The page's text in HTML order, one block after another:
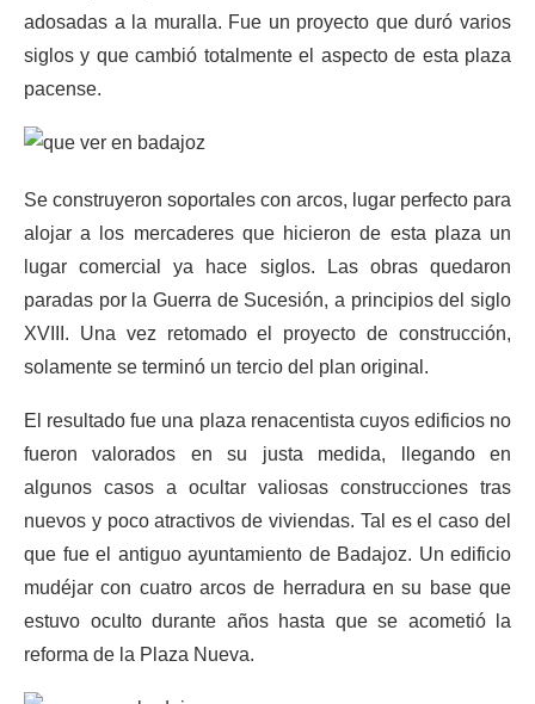
adosadas a la muralla. Fue un proyecto que duró varios
siglos y que cambió totalmente el aspecto de esta plaza
pacense.
Se construyeron soportales con arcos, lugar perfecto para
alojar a los mercaderes que hicieron de esta plaza un
lugar comercial ya hace siglos. Las obras quedaron
paradas por la Guerra de Sucesión, a principios del siglo
XVIII. Una vez retomado el proyecto de construcción,
solamente se terminó un tercio del plan original.
El resultado fue una plaza renacentista cuyos edificios no
fueron valorados en su justa medida, llegando en
algunos casos a ocultar valiosas construcciones tras
nuevos y poco atractivos de viviendas. Tal es el caso del
que fue el antiguo ayuntamiento de Badajoz. Un edificio
mudéjar con cuatro arcos de herradura en su base que
estuvo oculto durante años hasta que se acometió la
reforma de la Plaza Nueva.